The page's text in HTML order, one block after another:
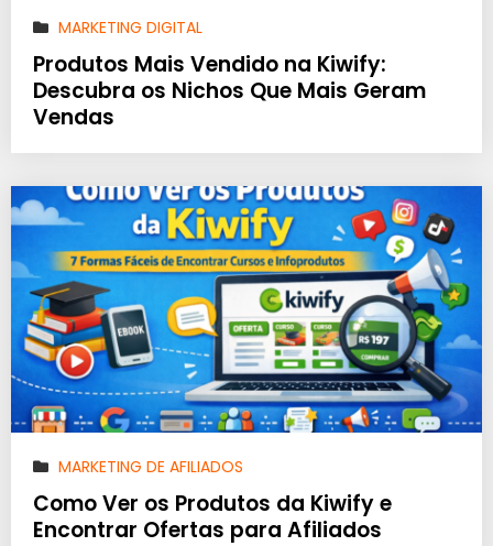
MARKETING DIGITAL
Produtos Mais Vendido na Kiwify:
Descubra os Nichos Que Mais Geram
Vendas
MARKETING DE AFILIADOS
Como Ver os Produtos da Kiwify e
Encontrar Ofertas para Afiliados